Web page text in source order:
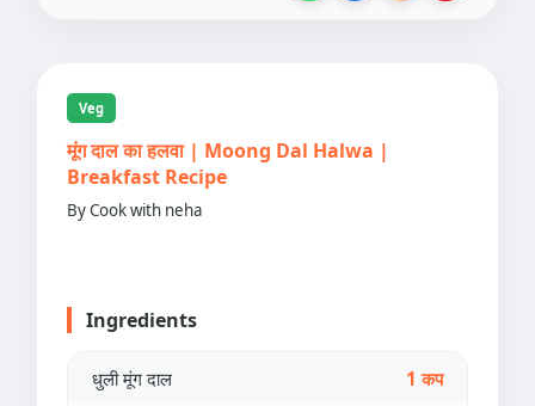
Veg
मूंग दाल का हलवा | Moong Dal Halwa |
Breakfast Recipe
By Cook with neha
Ingredients
धुली मूंग दाल 1 कप